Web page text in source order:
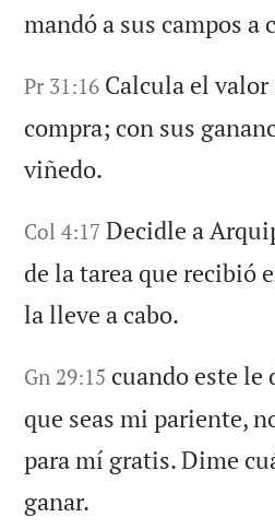
mandó a sus campos a
Pr 31:16 Calcula el
compra; con sus
viñedo.
Col 4:17 Decidle a
de la tarea que recibió
la lleve a cabo.
Gn 29:15 cuando este
que seas mi pariente,
para mí gratis. Dime
ganar.